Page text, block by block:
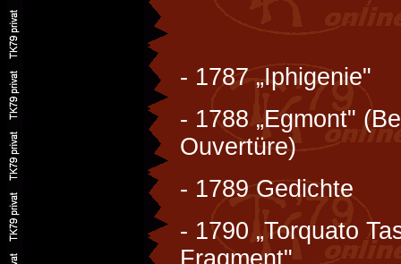
- 1787 „Iphigenie"
- 1788 „Egmont"
Ouvertüre)
- 1789 Gedichte
- 1790 „Torquato